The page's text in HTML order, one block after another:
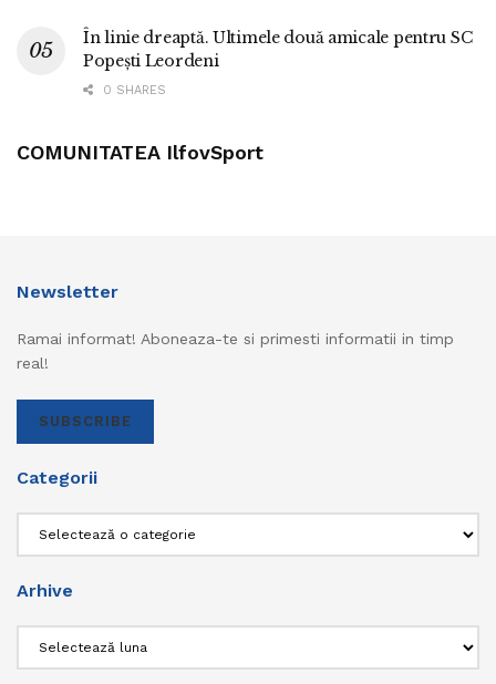
În linie dreaptă. Ultimele două amicale pentru SC
Popești Leordeni
0 SHARES
COMUNITATEA IlfovSport
Newsletter
Ramai informat! Aboneaza-te si primesti informatii in timp
real!
SUBSCRIBE
Categorii
Arhive